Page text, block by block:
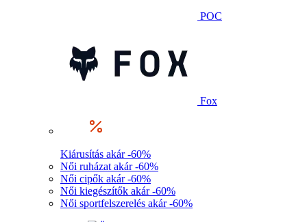
POC
Fox
Kiárusítás akár -60%
Női ruházat akár -60%
Női cipők akár -60%
Női kiegészítők akár -60%
Női sportfelszerelés akár -60%